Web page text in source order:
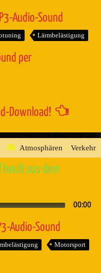
Audio-Sound
Lärmbelästigung
per
Download!
Atmosphären » Verkehr
aus dem
00:00
Audio-Sound
Motorsport